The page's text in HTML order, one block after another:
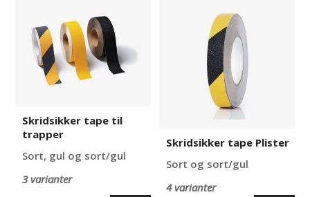
trapper
Skridsikker tape til
trapper
Sort, gul og sort/gul
3 varianter
Skridsikker tape Plister
Sort og sort/gul
4 varianter